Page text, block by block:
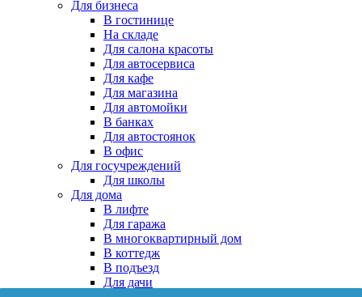
Для бизнеса
В гостинице
На складе
Для салона красоты
Для автосервиса
Для кафе
Для магазина
Для автомойки
В банках
Для автостоянок
В офис
Для госучреждений
Для школы
Для дома
В лифте
Для гаража
В многоквартирный дом
В коттедж
В подъезд
Для дачи